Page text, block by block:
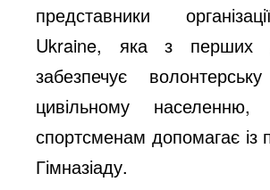
представники
Ukraine, яка з перших
забезпечує
цивільному
спортсменам допомагає із
Гімназіаду.